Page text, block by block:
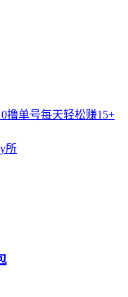
撸单号每天轻松赚15+
所